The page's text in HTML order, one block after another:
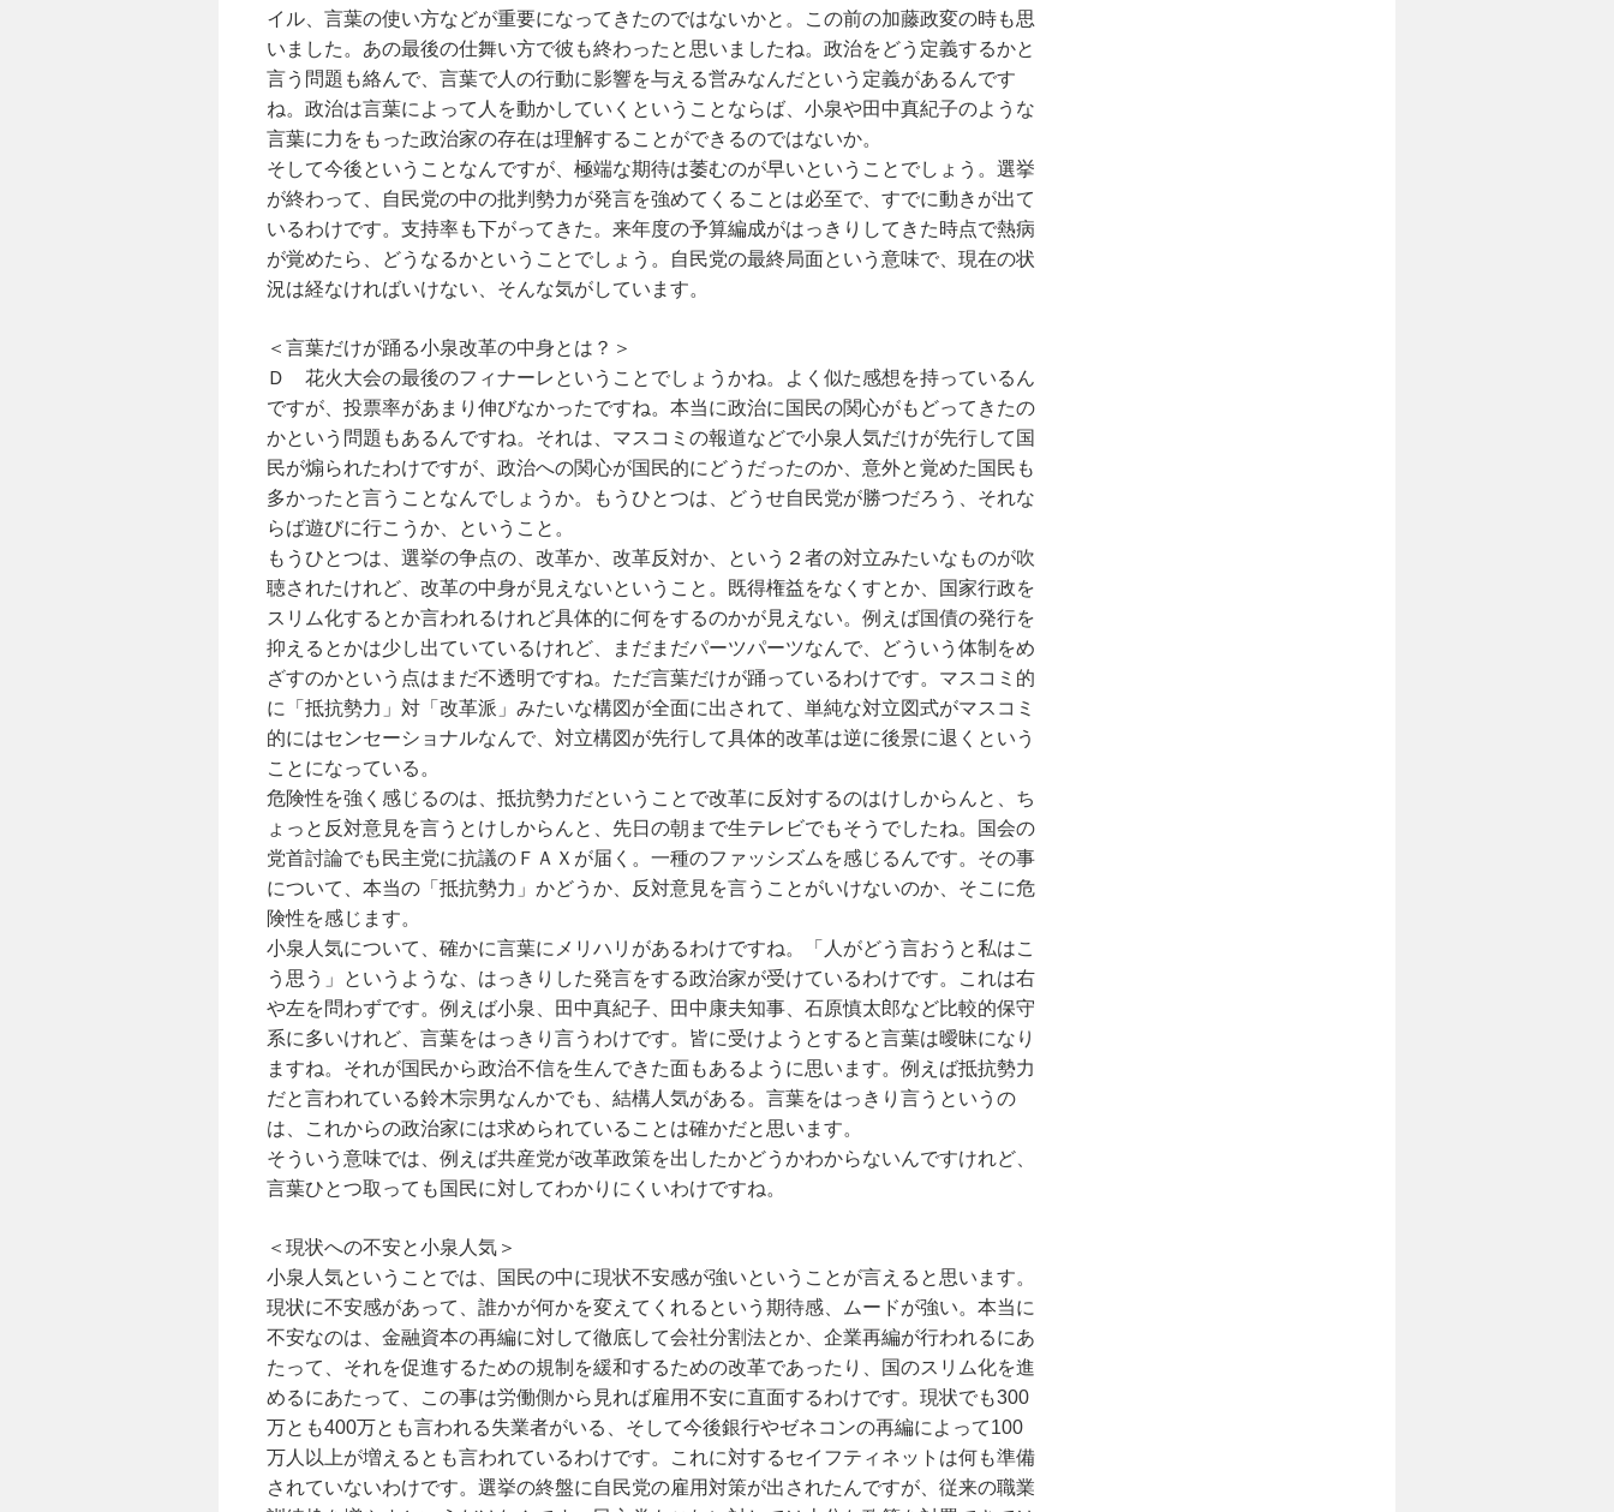
イル、言葉の使い方などが重要になってきたのではないかと。この前の加藤政変の時も思
いました。あの最後の仕舞い方で彼も終わったと思いましたね。政治をどう定義するかと
言う問題も絡んで、言葉で人の行動に影響を与える営みなんだという定義があるんです
ね。政治は言葉によって人を動かしていくということならば、小泉や田中真紀子のような
言葉に力をもった政治家の存在は理解することができるのではないか。
そして今後ということなんですが、極端な期待は萎むのが早いということでしょう。選挙
が終わって、自民党の中の批判勢力が発言を強めてくることは必至で、すでに動きが出て
いるわけです。支持率も下がってきた。来年度の予算編成がはっきりしてきた時点で熱病
が覚めたら、どうなるかということでしょう。自民党の最終局面という意味で、現在の状
況は経なければいけない、そんな気がしています。
＜言葉だけが踊る小泉改革の中身とは？＞
Ｄ 花火大会の最後のフィナーレということでしょうかね。よく似た感想を持っているん
ですが、投票率があまり伸びなかったですね。本当に政治に国民の関心がもどってきたの
かという問題もあるんですね。それは、マスコミの報道などで小泉人気だけが先行して国
民が煽られたわけですが、政治への関心が国民的にどうだったのか、意外と覚めた国民も
多かったと言うことなんでしょうか。もうひとつは、どうせ自民党が勝つだろう、それな
らば遊びに行こうか、ということ。
もうひとつは、選挙の争点の、改革か、改革反対か、という２者の対立みたいなものが吹
聴されたけれど、改革の中身が見えないということ。既得権益をなくすとか、国家行政を
スリム化するとか言われるけれど具体的に何をするのかが見えない。例えば国債の発行を
抑えるとかは少し出ていているけれど、まだまだパーツパーツなんで、どういう体制をめ
ざすのかという点はまだ不透明ですね。ただ言葉だけが踊っているわけです。マスコミ的
に「抵抗勢力」対「改革派」みたいな構図が全面に出されて、単純な対立図式がマスコミ
的にはセンセーショナルなんで、対立構図が先行して具体的改革は逆に後景に退くという
ことになっている。
危険性を強く感じるのは、抵抗勢力だということで改革に反対するのはけしからんと、ち
ょっと反対意見を言うとけしからんと、先日の朝まで生テレビでもそうでしたね。国会の
党首討論でも民主党に抗議のＦＡＸが届く。一種のファッシズムを感じるんです。その事
について、本当の「抵抗勢力」かどうか、反対意見を言うことがいけないのか、そこに危
険性を感じます。
小泉人気について、確かに言葉にメリハリがあるわけですね。「人がどう言おうと私はこ
う思う」というような、はっきりした発言をする政治家が受けているわけです。これは右
や左を問わずです。例えば小泉、田中真紀子、田中康夫知事、石原慎太郎など比較的保守
系に多いけれど、言葉をはっきり言うわけです。皆に受けようとすると言葉は曖昧になり
ますね。それが国民から政治不信を生んできた面もあるように思います。例えば抵抗勢力
だと言われている鈴木宗男なんかでも、結構人気がある。言葉をはっきり言うというの
は、これからの政治家には求められていることは確かだと思います。
そういう意味では、例えば共産党が改革政策を出したかどうかわからないんですけれど、
言葉ひとつ取っても国民に対してわかりにくいわけですね。
＜現状への不安と小泉人気＞
小泉人気ということでは、国民の中に現状不安感が強いということが言えると思います。
現状に不安感があって、誰かが何かを変えてくれるという期待感、ムードが強い。本当に
不安なのは、金融資本の再編に対して徹底して会社分割法とか、企業再編が行われるにあ
たって、それを促進するための規制を緩和するための改革であったり、国のスリム化を進
めるにあたって、この事は労働側から見れば雇用不安に直面するわけです。現状でも300
万とも400万とも言われる失業者がいる、そして今後銀行やゼネコンの再編によって100
万人以上が増えるとも言われているわけです。これに対するセイフティネットは何も準備
されていないわけです。選挙の終盤に自民党の雇用対策が出されたんですが、従来の職業